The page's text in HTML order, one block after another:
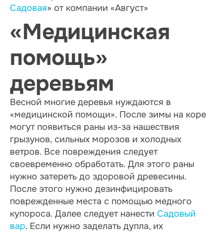
Садовая» от компании «Август»
«Медицинская
помощь»
деревьям
Весной многие деревья нуждаются в
«медицинской помощи». После зимы на коре
могут появиться раны из-за нашествия
грызунов, сильных морозов и холодных
ветров. Все повреждения следует
своевременно обработать. Для этого раны
нужно затереть до здоровой древесины.
После этого нужно дезинфицировать
поврежденные места с помощью медного
купороса. Далее следует нанести Садовый
вар. Если нужно заделать дупла, их